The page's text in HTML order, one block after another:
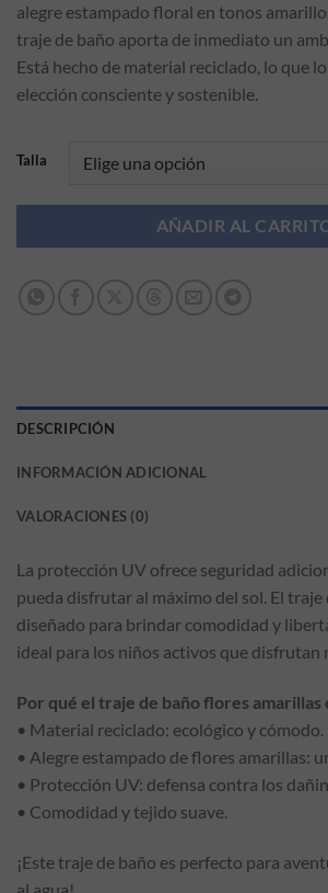
alegre estampado floral en tonos
traje de baño aporta de inmediato un
Está hecho de material reciclado, lo que
elección consciente y sostenible.
Talla
AÑADIR AL
DESCRIPCIÓN
INFORMACIÓN ADICIONAL
VALORACIONES (0)
La protección UV ofrece seguridad
pueda disfrutar al máximo del sol. El traje
diseñado para brindar comodidad y
ideal para los niños activos que disfrutan
Por qué el traje de baño flores
• Material reciclado: ecológico y cómodo.
• Alegre estampado de flores amarillas:
• Protección UV: defensa contra los
• Comodidad y tejido suave.
¡Este traje de baño es perfecto para